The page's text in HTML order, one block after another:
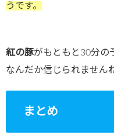
うです。
紅の豚がもともと30分の
なんだか信じられません
まとめ